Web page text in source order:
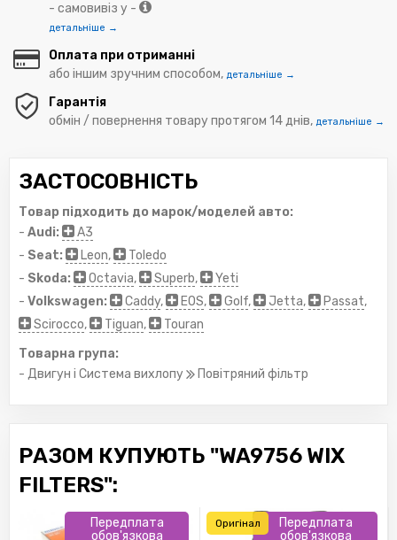
- самовивіз у -
детальніше →
Оплата при отриманні
або іншим зручним способом, детальніше →
Гарантія
обмін / повернення товару протягом 14 днів, детальніше →
ЗАСТОСОВНІСТЬ
Товар підходить до марок/моделей авто:
- Audi:
A3
- Seat: Leon,
Toledo
- Skoda: Octavia, Superb,
Yeti
- Volkswagen: Caddy, EOS, Golf, Jetta, Passat,
Scirocco, Tiguan,
Touran
Товарна група:
- Двигун і Система вихлопу
Повітряний фільтр
РАЗОМ КУПУЮТЬ "WA9756 WIX
FILTERS":
Передплата
обов'язкова
Передплата
обов'язкова
Оригінал